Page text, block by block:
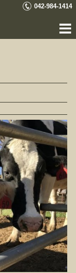
042-984-1414